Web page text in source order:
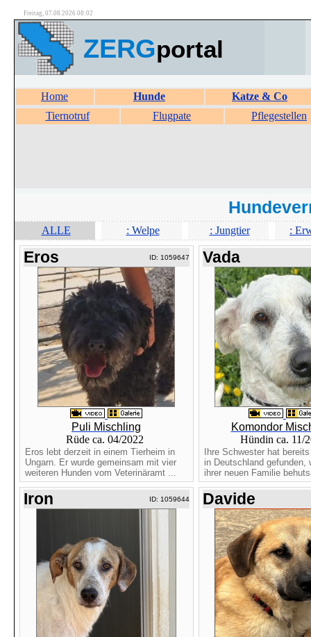
Freitag, 07.08.2026 08:02
ZERGportal
Home Hunde
Katze & Co
Tiernotruf
Flugpate Pflegestellen
ALLE : Welpe : Jungtier :
Eros ID: 1059647
Puli Mischling
Rüde ca. 04/2022
Eros lebt derzeit in einem Tierheim in
Ungarn. Er wurde gemeinsam mit vier
weiteren Hunden vom Veterinäramt ...
Vada
Komondor
Hündin ca. 11/
Ihre Schwester hat
in Deutschland gefunden,
ihrer neuen Familie
Iron ID: 1059644 Davide